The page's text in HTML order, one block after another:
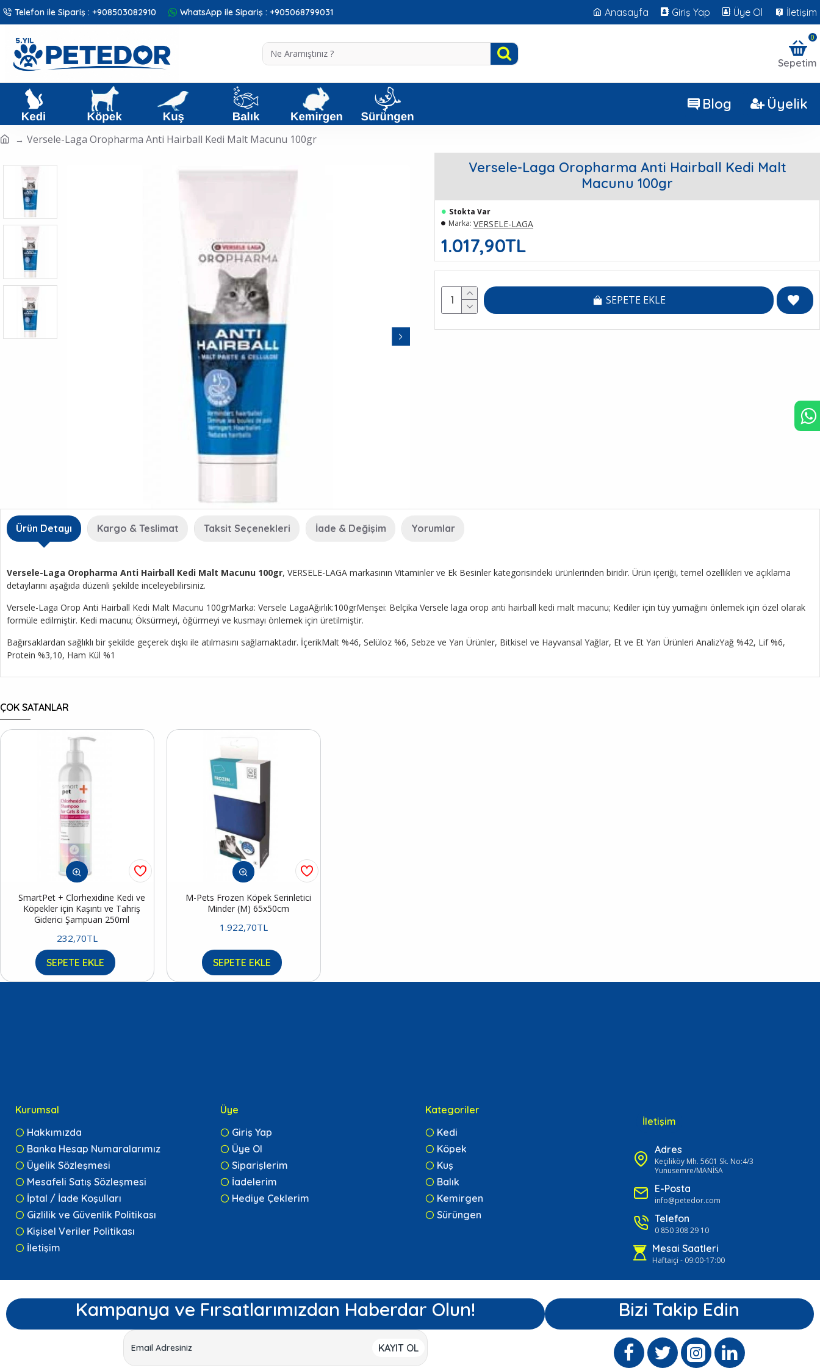
Telefon ile Sipariş : +908503082910 WhatsApp ile Sipariş : +905068799031 Anasayfa Giriş Yap Üye Ol İletişim
Sepetim
0
Blog Üyelik
Versele-Laga Oropharma Anti Hairball Kedi Malt Macunu 100gr
Versele-Laga Oropharma Anti Hairball Kedi Malt
Macunu 100gr
1.017,90TL
Stokta Var
Marka: VERSELE-LAGA
SEPETE EKLE
Ürün Detayı Kargo & Teslimat Taksit Seçenekleri İade & Değişim Yorumlar
Versele-Laga Oropharma Anti Hairball Kedi Malt Macunu 100gr, VERSELE-LAGA markasının Vitaminler ve Ek Besinler kategorisindeki ürünlerinden biridir. Ürün içeriği, temel özellikleri ve açıklama
detaylarını aşağıda düzenli şekilde inceleyebilirsiniz.
Versele-Laga Orop Anti Hairball Kedi Malt Macunu 100grMarka: Versele LagaAğırlık:100grMenşei: Belçika Versele laga orop anti hairball kedi malt macunu; Kediler için tüy yumağını önlemek için özel olarak
formüle edilmiştir. Kedi macunu; Öksürmeyi, öğürmeyi ve kusmayı önlemek için üretilmiştir.
Bağırsaklardan sağlıklı bir şekilde geçerek dışkı ile atılmasını sağlamaktadır. İçerikMalt %46, Selüloz %6, Sebze ve Yan Ürünler, Bitkisel ve Hayvansal Yağlar, Et ve Et Yan Ürünleri AnalizYağ %42, Lif %6,
Protein %3,10, Ham Kül %1
ÇOK SATANLAR
SmartPet + Clorhexidine Kedi ve
Köpekler için Kaşıntı ve Tahriş
Giderici Şampuan 250ml
232,70TL
SEPETE EKLE
M-Pets Frozen Köpek Serinletici
Minder (M) 65x50cm
1.922,70TL
SEPETE EKLE
Kurumsal
Hakkımızda
Banka Hesap Numaralarımız
Üyelik Sözleşmesi
Mesafeli Satış Sözleşmesi
İptal / İade Koşulları
Gizlilik ve Güvenlik Politikası
Kişisel Veriler Politikası
İletişim
Üye
Giriş Yap
Üye Ol
Siparişlerim
İadelerim
Hediye Çeklerim
Kategoriler
Kedi
Köpek
Kuş
Balık
Kemirgen
Sürüngen
İletişim
Adres
Keçiliköy Mh. 5601 Sk. No:4/3
Yunusemre/MANİSA
E-Posta
info@petedor.com
Telefon
0 850 308 29 10
Mesai Saatleri
Haftaiçi - 09:00-17:00
Kampanya ve Fırsatlarımızdan Haberdar Olun!
KAYIT OL
Bizi Takip Edin